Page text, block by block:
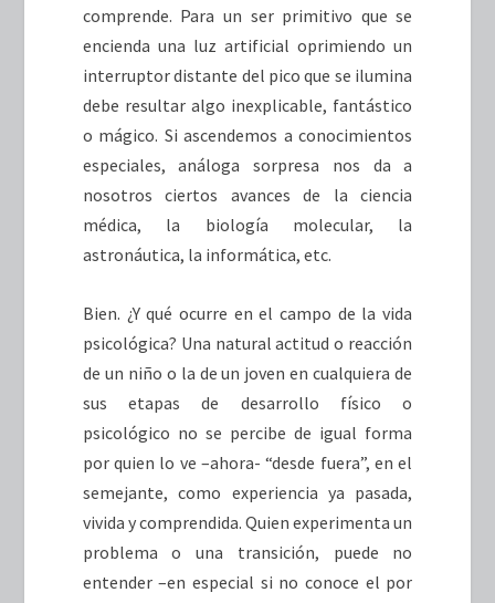
comprende. Para un ser primitivo que se
encienda una luz artificial oprimiendo un
interruptor distante del pico que se ilumina
debe resultar algo inexplicable, fantástico
o mágico. Si ascendemos a conocimientos
especiales, análoga sorpresa nos da a
nosotros ciertos avances de la ciencia
médica, la biología molecular, la
astronáutica, la informática, etc.
Bien. ¿Y qué ocurre en el campo de la vida
psicológica? Una natural actitud o reacción
de un niño o la de un joven en cualquiera de
sus etapas de desarrollo físico o
psicológico no se percibe de igual forma
por quien lo ve –ahora- “desde fuera”, en el
semejante, como experiencia ya pasada,
vivida y comprendida. Quien experimenta un
problema o una transición, puede no
entender –en especial si no conoce el por